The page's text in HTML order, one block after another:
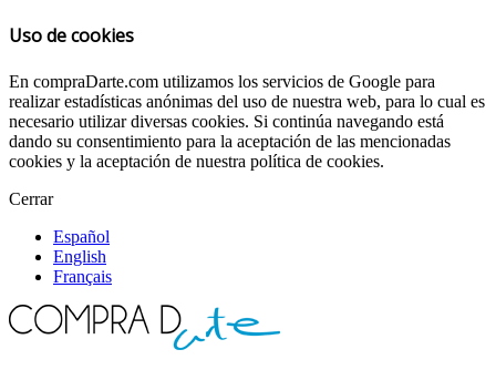
Uso de cookies
En compraDarte.com utilizamos los servicios de Google para
realizar estadísticas anónimas del uso de nuestra web, para lo cual es
necesario utilizar diversas cookies. Si continúa navegando está
dando su consentimiento para la aceptación de las mencionadas
cookies y la aceptación de nuestra política de cookies.
Cerrar
Español
English
Français